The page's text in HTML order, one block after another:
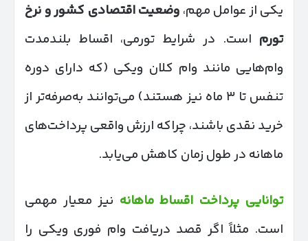
یکی از عوامل مهم، وضعیت اقتصادی کشور و نرخ
تورم است. در شرایط تورمی، اقساط بلندمدت
وام‌هایی مانند وام کلان ویکی (که دارای دوره
تنفس تا ۳ ماه نیز هستند) می‌توانند به‌صرفه‌تر از
خرید نقدی باشند، چراکه ارزش واقعی پرداخت‌های
ماهانه در طول زمان کاهش می‌یابد.
توانایی پرداخت اقساط ماهانه نیز معیار مهمی
است. مثلاً اگر قصد دریافت وام فوری ویکی را